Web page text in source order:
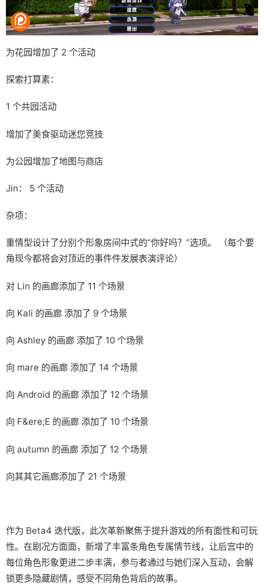
为花园增加了 2 个活动
探索打算素：
1 个共园活动
增加了美食驱动迷您竞技
为公园增加了地图与商店
Jin： 5 个活动
杂项：
重情型设计了分别个形象房间中式的“你好吗？”选项。 （每个要
角现今都将会对顶近的事件件发展表演评论）
对 Lin 的画廊添加了 11 个场景
向 Kali 的画廊 添加了 9 个场景
向 Ashley 的画廊 添加了 10 个场景
向 mare 的画廊 添加了 14 个场景
向 Android 的画廊 添加了 12 个场景
向 F&ere;E 的画廊 添加了 10 个场景
向 autumn 的画廊 添加了 12 个场景
向其其它画廊添加了 21 个场景
作为 Beta4 迭代版，此次革新聚焦于提升游戏的所有面性和可玩
性。在剧况方面面，新增了丰富条角色专属情节线，让后宫中的
每位角色形象更进二步丰满，参与者通过与她们深入互动，会解
锁更多隐藏剧情，感受不同角色背后的故事。